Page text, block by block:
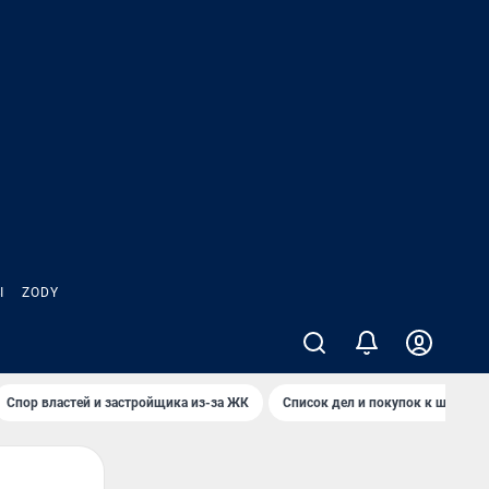
ZODY
Спор властей и застройщика из-за ЖК Список дел и покупок к школе